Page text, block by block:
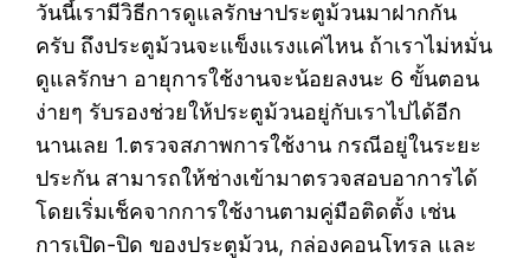
วันนี้เรามีวิธีการดูแลรักษาประตูม้วนมาฝากกัน
ครับ ถึงประตูม้วนจะแข็งแรงแค่ไหน ถ้าเราไม่หมั่น
ดูแลรักษา อายุการใช้งานจะน้อยลงนะ 6 ขั้นตอน
ง่ายๆ รับรองช่วยให้ประตูม้วนอยู่กับเราไปได้อีก
นานเลย 1.ตรวจสภาพการใช้งาน กรณีอยู่ในระยะ
ประกัน สามารถให้ช่างเข้ามาตรวจสอบอาการได้
โดยเริ่มเช็คจากการใช้งานตามคู่มือติดตั้ง เช่น
การเปิด-ปิด ของประตูม้วน, กล่องคอนโทรล และ